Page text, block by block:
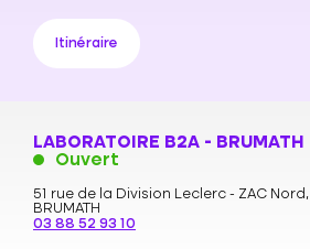
Itinéraire
LABORATOIRE B2A - BRUMATH
Ouvert
51 rue de la Division Leclerc - ZAC Nord,
BRUMATH
03 88 52 93 10